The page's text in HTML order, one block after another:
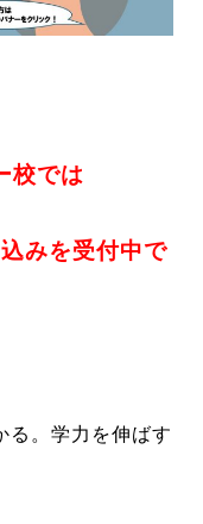
校では
みを受付中で
る。学力を伸ばす